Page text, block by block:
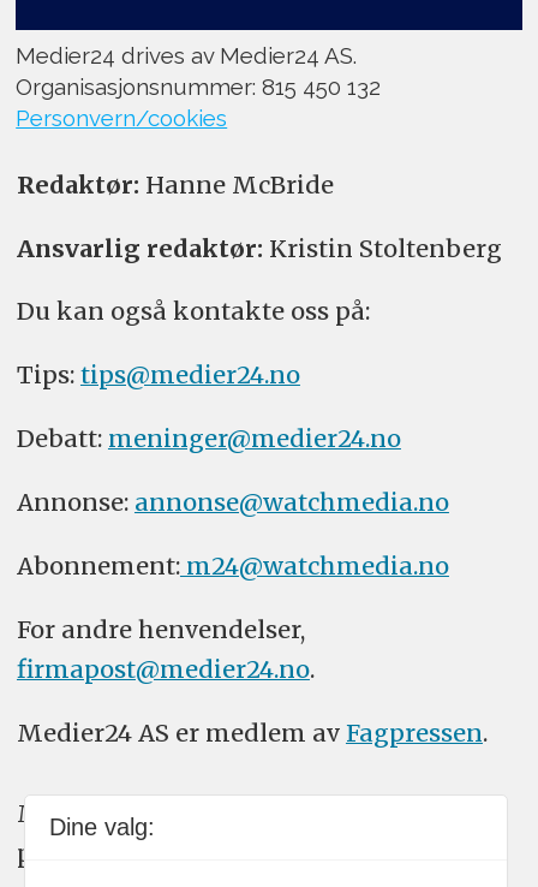
Medier24 drives av Medier24 AS.
Organisasjonsnummer: 815 450 132
Personvern/cookies
Redaktør: Hanne McBride
Ansvarlig redaktør: Kristin Stoltenberg
Du kan også kontakte oss på:
Tips: tips@medier24.no
Debatt: meninger@medier24.no
Annonse: annonse@watchmedia.no
Abonnement:m24@watchmedia.no
For andre henvendelser,
firmapost@medier24.no.
Medier24 AS er medlem av Fagpressen.
Medier24 arbeider etter Vær Varsom-
plakatens regler for god presseskikk.
Dine valg: